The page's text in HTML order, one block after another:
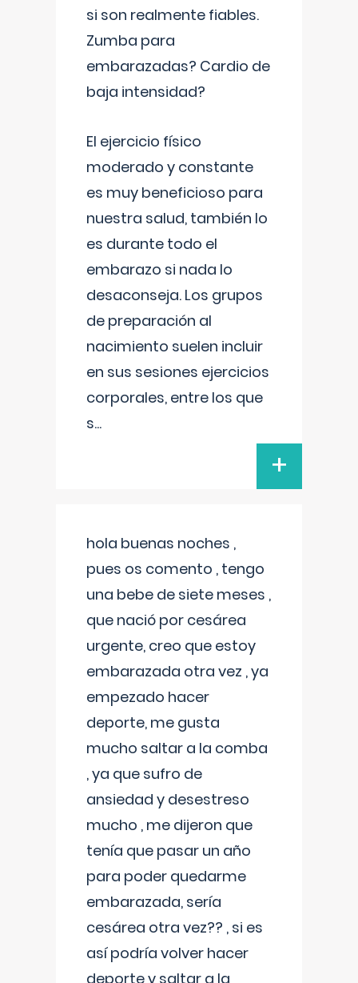
si son realmente fiables.
Zumba para
embarazadas? Cardio de
baja intensidad?
El ejercicio físico
moderado y constante
es muy beneficioso para
nuestra salud, también lo
es durante todo el
embarazo si nada lo
desaconseja. Los grupos
de preparación al
nacimiento suelen incluir
en sus sesiones ejercicios
corporales, entre los que
s...
+
hola buenas noches ,
pues os comento , tengo
una bebe de siete meses ,
que nació por cesárea
urgente, creo que estoy
embarazada otra vez , ya
empezado hacer
deporte, me gusta
mucho saltar a la comba
, ya que sufro de
ansiedad y desestreso
mucho , me dijeron que
tenía que pasar un año
para poder quedarme
embarazada, sería
cesárea otra vez?? , si es
así podría volver hacer
deporte y saltar a la